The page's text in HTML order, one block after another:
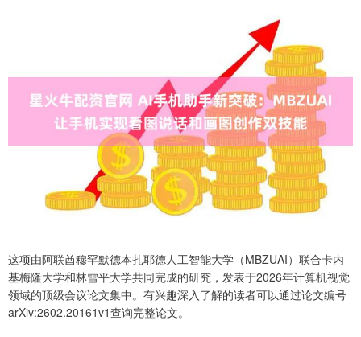
这项由阿联酋穆罕默德本扎耶德人工智能大学（MBZUAI）联合卡内
基梅隆大学和林雪平大学共同完成的研究，发表于2026年计算机视觉
领域的顶级会议论文集中。有兴趣深入了解的读者可以通过论文编号
arXiv:2602.20161v1查询完整论文。